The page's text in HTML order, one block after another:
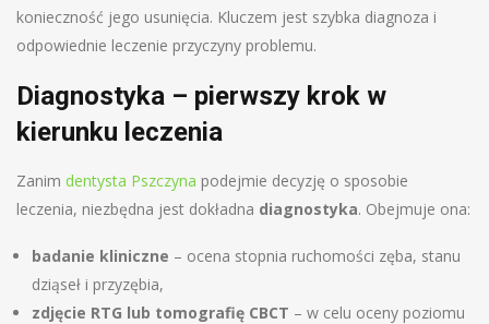
konieczność jego usunięcia. Kluczem jest szybka diagnoza i
odpowiednie leczenie przyczyny problemu.
Diagnostyka – pierwszy krok w
kierunku leczenia
Zanim dentysta Pszczyna podejmie decyzję o sposobie
leczenia, niezbędna jest dokładna diagnostyka. Obejmuje ona:
badanie kliniczne – ocena stopnia ruchomości zęba, stanu
dziąseł i przyzębia,
zdjęcie RTG lub tomografię CBCT – w celu oceny poziomu